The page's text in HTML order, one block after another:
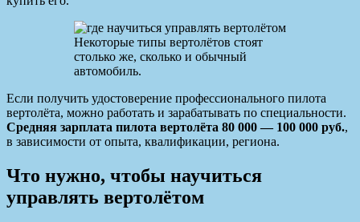
Некоторые типы вертолётов стоят
столько же, сколько и обычный
автомобиль.
Если получить удостоверение профессионального пилота
вертолёта, можно работать и зарабатывать по специальности.
Средняя зарплата пилота вертолёта 80 000 — 100 000 руб.,
в зависимости от опыта, квалификации, региона.
Что нужно, чтобы научиться
управлять вертолётом